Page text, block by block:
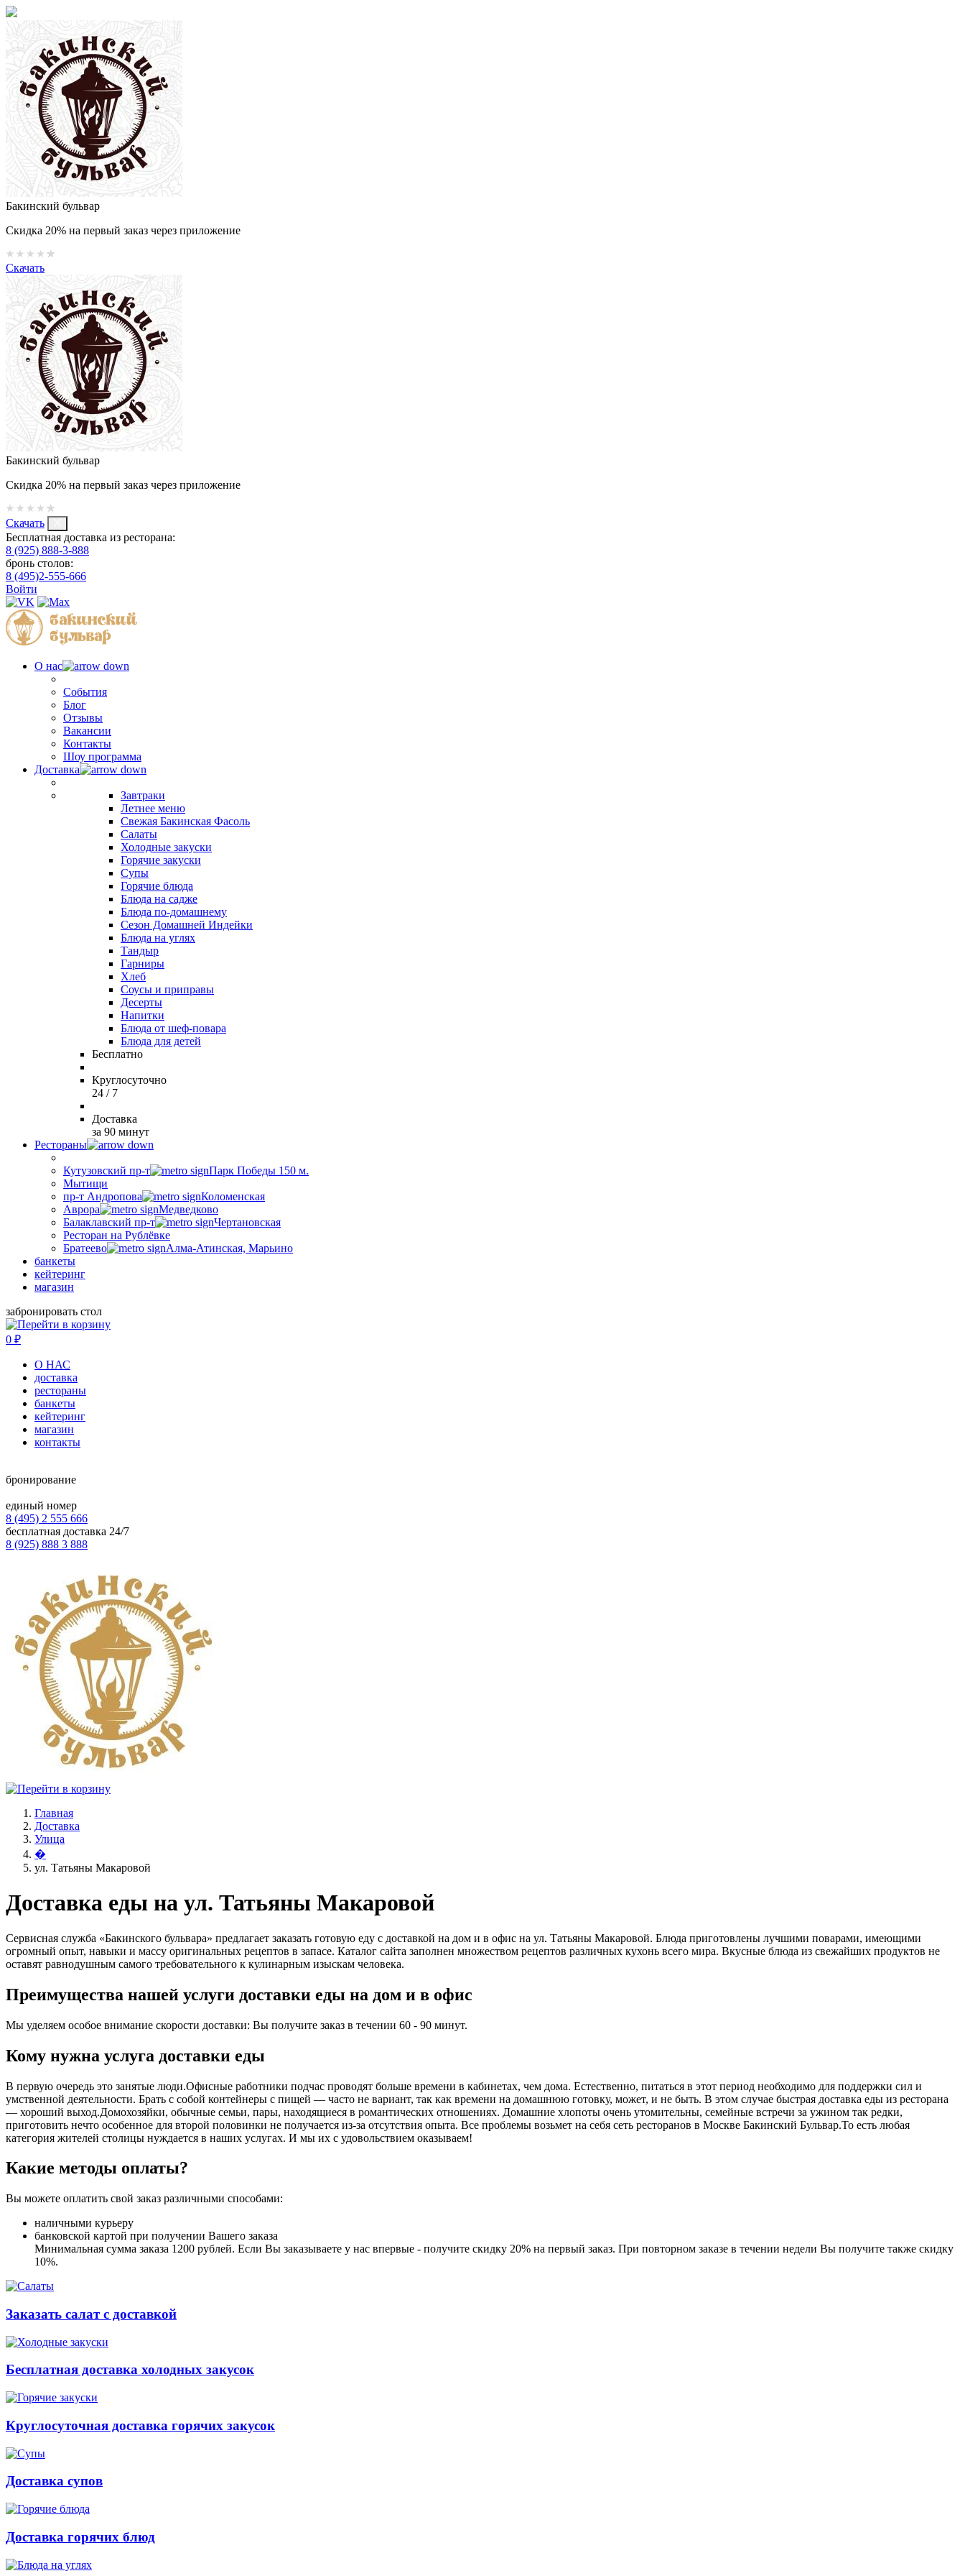
Бакинский бульвар
Скидка 20% на первый заказ через приложение
Скачать
Бакинский бульвар
Скидка 20% на первый заказ через приложение
Скачать
Бесплатная доставка из ресторана:
8 (925) 888-3-888
бронь столов:
8 (495)2-555-666
Войти
О нас
События
Блог
Отзывы
Вакансии
Контакты
Шоу программа
Доставка
Завтраки
Летнее меню
Свежая Бакинская Фасоль
Салаты
Холодные закуски
Горячие закуски
Супы
Горячие блюда
Блюда на садже
Блюда по-домашнему
Сезон Домашней Индейки
Блюда на углях
Тандыр
Гарниры
Хлеб
Соусы и приправы
Десерты
Напитки
Блюда от шеф-повара
Блюда для детей
Бесплатно
Круглосуточно
24 / 7
Доставка
за 90 минут
Рестораны
Кутузовский пр-т
Парк Победы 150 м.
Мытищи
пр-т Андропова
Коломенская
Аврора
Медведково
Балаклавский пр-т
Чертановская
Ресторан на Рублёвке
Братеево
Алма-Атинская, Марьино
банкеты
кейтеринг
магазин
забронировать стол
0 ₽
О НАС
доставка
рестораны
банкеты
кейтеринг
магазин
контакты
бронирование
единый номер
8 (495) 2 555 666
бесплатная доставка 24/7
8 (925) 888 3 888
Главная
Доставка
Улица
�
ул. Татьяны Макаровой
Доставка еды на ул. Татьяны Макаровой
Сервисная служба «Бакинского бульвара» предлагает заказать готовую еду с доставкой на дом и в офис на ул. Татьяны Макаровой. Блюда приготовлены лучшими поварами, имеющими
огромный опыт, навыки и массу оригинальных рецептов в запасе. Каталог сайта заполнен множеством рецептов различных кухонь всего мира. Вкусные блюда из свежайших продуктов не
оставят равнодушным самого требовательного к кулинарным изыскам человека.
Преимущества нашей услуги доставки еды на дом и в офис
Мы уделяем особое внимание скорости доставки: Вы получите заказ в течении 60 - 90 минут.
Кому нужна услуга доставки еды
В первую очередь это занятые люди.Офисные работники подчас проводят больше времени в кабинетах, чем дома. Естественно, питаться в этот период необходимо для поддержки сил и
умственной деятельности. Брать с собой контейнеры с пищей ― часто не вариант, так как времени на домашнюю готовку, может, и не быть. В этом случае быстрая доставка еды из ресторана
― хороший выход.Домохозяйки, обычные семьи, пары, находящиеся в романтических отношениях. Домашние хлопоты очень утомительны, семейные встречи за ужином так редки,
приготовить нечто особенное для второй половинки не получается из-за отсутствия опыта. Все проблемы возьмет на себя сеть ресторанов в Москве Бакинский Бульвар.То есть любая
категория жителей столицы нуждается в наших услугах. И мы их с удовольствием оказываем!
Какие методы оплаты?
Вы можете оплатить свой заказ различными способами:
наличными курьеру
банковской картой при получении Вашего заказа
Минимальная сумма заказа 1200 рублей. Если Вы заказываете у нас впервые - получите скидку 20% на первый заказ. При повторном заказе в течении недели Вы получите также скидку
10%.
Заказать салат с доставкой
Бесплатная доставка холодных закусок
Круглосуточная доставка горячих закусок
Доставка супов
Доставка горячих блюд